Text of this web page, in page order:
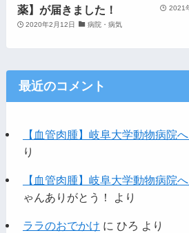
薬】が届きました！
2020年2月12日 病院・病気
2021
最近のコメント
【血管肉腫】岐阜大学動物病院
り
【血管肉腫】岐阜大学動物病院
ゃんありがとう！
より
ララのおでかけ に ひろ より